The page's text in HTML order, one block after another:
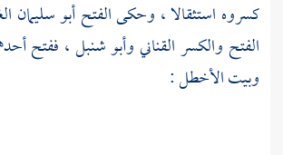
كسروه استثقالا ، وحكى الفتحأبو سليمان
الفتح والكسرالقنانيوأبو شنبل، ففتح
وبيتالأخطل: